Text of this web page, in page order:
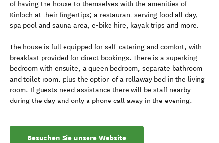
of having the house to themselves with the amenities of
Kinloch at their fingertips; a restaurant serving food all day,
spa pool and sauna area, e-bike hire, kayak trips and more.
The house is full equipped for self-catering and comfort, with
breakfast provided for direct bookings. There is a superking
bedroom with ensuite, a queen bedroom, separate bathroom
and toilet room, plus the option of a rollaway bed in the living
room. If guests need assistance there will be staff nearby
during the day and only a phone call away in the evening.
Besuchen Sie unsere Website